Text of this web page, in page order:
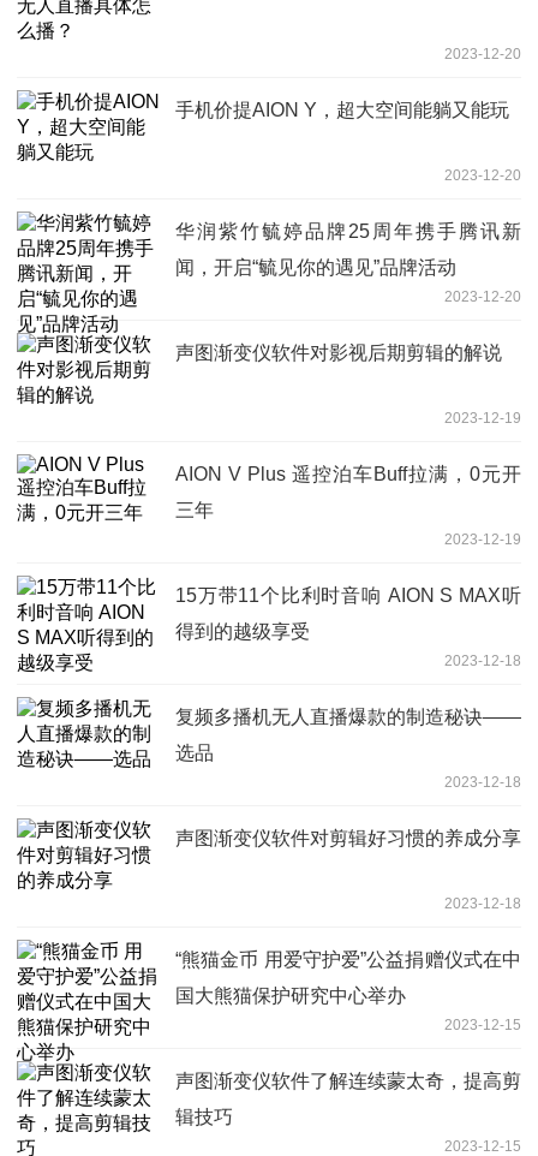
2023-12-20
手机价提AION Y，超大空间能躺又能玩
2023-12-20
华润紫竹毓婷品牌25周年携手腾讯新
闻，开启“毓见你的遇见”品牌活动
2023-12-20
声图渐变仪软件对影视后期剪辑的解说
2023-12-19
AION V Plus 遥控泊车Buff拉满，0元开
三年
2023-12-19
15万带11个比利时音响 AION S MAX听
得到的越级享受
2023-12-18
复频多播机无人直播爆款的制造秘诀——
选品
2023-12-18
声图渐变仪软件对剪辑好习惯的养成分享
2023-12-18
“熊猫金币 用爱守护爱”公益捐赠仪式在中
国大熊猫保护研究中心举办
2023-12-15
声图渐变仪软件了解连续蒙太奇，提高剪
辑技巧
2023-12-15